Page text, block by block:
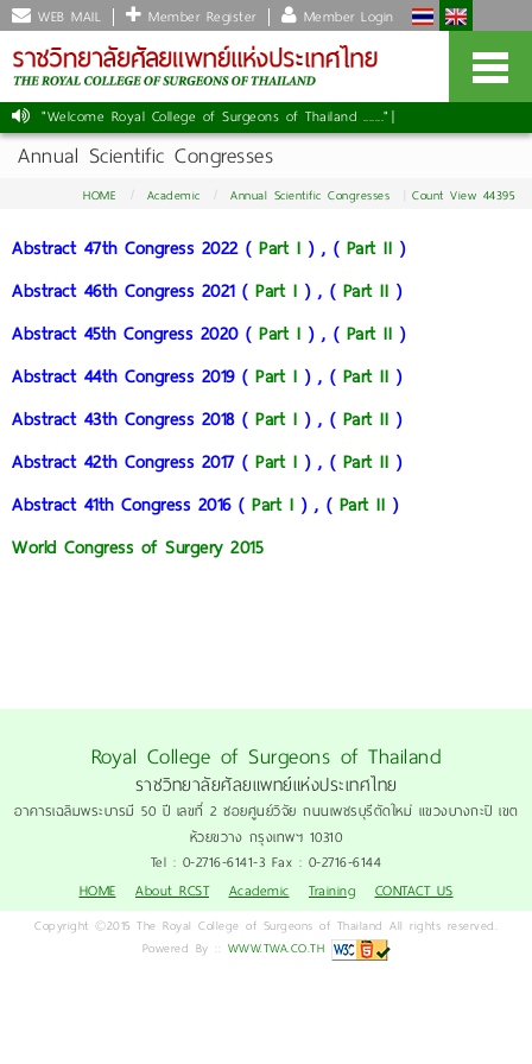
WEB MAIL Member Register Member Login
"Welcome Royal College of Surgeons of Thailand ......." |
Annual Scientific Congresses
HOME Academic Annual Scientific Congresses Count View 44395
Abstract 47th Congress 2022 ( Part I ) , ( Part II )
Abstract 46th Congress 2021 ( Part I ) , ( Part II )
Abstract 45th Congress 2020 ( Part I ) , ( Part II )
Abstract 44th Congress 2019 ( Part I ) , ( Part II )
Abstract 43th Congress 2018 ( Part I ) , ( Part II )
Abstract 42th Congress 2017 ( Part I ) , ( Part II )
Abstract 41th Congress 2016 ( Part I ) , ( Part II )
World Congress of Surgery 2015
Royal College of Surgeons of Thailand
ราชวิทยาลัยศัลยแพทย์แห่งประเทศไทย
อาคารเฉลิมพระบารมี 50 ปี เลขที่ 2 ซอยศูนย์วิจัย ถนนเพชรบุรีตัดใหม่ แขวงบางกะปิ เขต
ห้วยขวาง กรุงเทพฯ 10310
Tel : 0-2716-6141-3 Fax : 0-2716-6144
HOME
About RCST Academic Training CONTACT US
Copyright ©2015 The Royal College of Surgeons of Thailand All rights reserved.
Powered By :: WWW.TWA.CO.TH